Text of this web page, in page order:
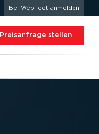
Bei Webfleet anmelden
Preis­an­frage stellen